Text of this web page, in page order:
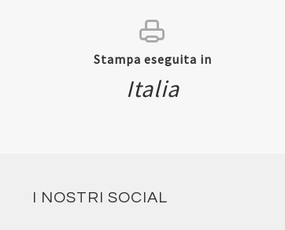
Stampa eseguita in
Italia
I NOSTRI SOCIAL